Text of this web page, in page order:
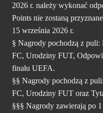
2026 r. należy wykonać
Points nie zostaną
15 września 2026 r.
§ Nagrody pochodzą z puli:
FC, Urodziny FUT,
finału UEFA.
§§ Nagrody pochodzą z
FC, Urodziny FUT oraz
§§§ Nagrody zawierają po